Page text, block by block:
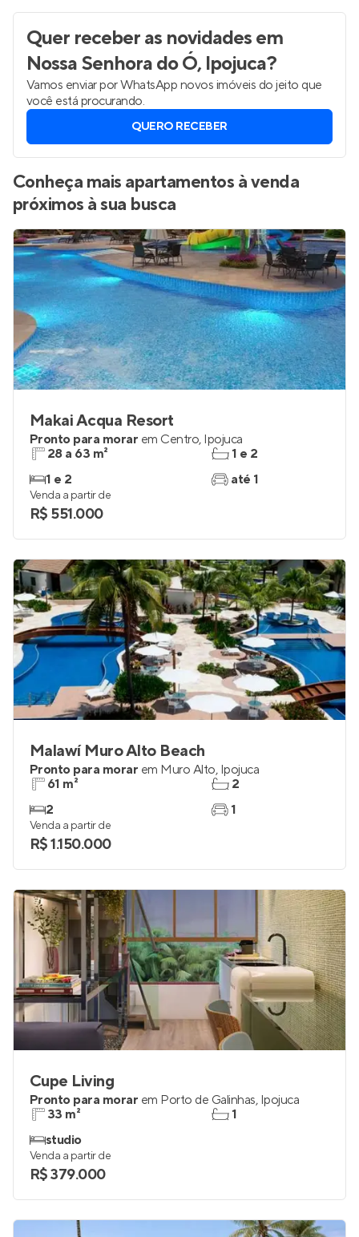
Quer receber as novidadesem
Nossa Senhora do Ó, Ipojuca?
Vamos enviar por WhatsApp novos imóveis do jeito que
você está procurando.
QUERO RECEBER
Conheça mais apartamentos à venda
próximos à sua busca
Makai Acqua Resort
Pronto para morar em Centro, Ipojuca
28 a 63 m²
1 e 2
1 e 2
até 1
Venda a partir de
R$ 551.000
Malawí Muro Alto Beach
Pronto para morar em Muro Alto, Ipojuca
61 m²
2
2
1
Venda a partir de
R$ 1.150.000
Cupe Living
Pronto para morar em Porto de Galinhas, Ipojuca
33 m²
studio
1
Venda a partir de
R$ 379.000